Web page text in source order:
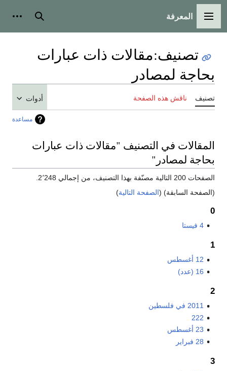
القائمة الرئيسية
المعرفة بحث
تصنيف:مقالات ذات عبارات
بحاجة لمصادر
تصنيف ناقش هذه الصفحة أدوات
مساعدة
المقالات في التصنيف "مقالات ذات عبارات
بحاجة لمصادر"
الصفحات 200 التالية مصنّفة بهذا التصنيف، من إجمالي 2٬248.
(الصفحة السابقة) (الصفحة التالية)
0
4 فيستا
1
12 أغسطس
16 (عدد)
2
2011 في فلسطين
222
23 أغسطس
28 فبراير
3